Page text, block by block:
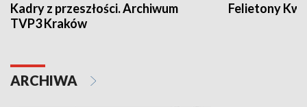
Kadry z przeszłości. Archiwum
TVP3 Kraków
Felietony
ARCHIWA